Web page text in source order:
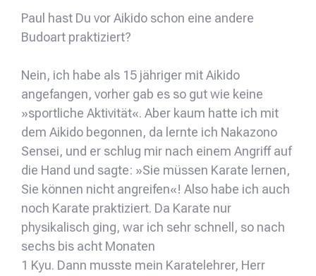
Paul hast Du vor Aikido schon eine andere
Budoart praktiziert?
Nein, ich habe als 15 jähriger mit Aikido
angefangen, vorher gab es so gut wie keine
»sportliche Aktivität«. Aber kaum hatte ich mit
dem Aikido begonnen, da lernte ich Nakazono
Sensei, und er schlug mir nach einem Angriff auf
die Hand und sagte: »Sie müssen Karate lernen,
Sie können nicht angreifen«! Also habe ich auch
noch Karate praktiziert. Da Karate nur
physikalisch ging, war ich sehr schnell, so nach
sechs bis acht Monaten
1 Kyu. Dann musste mein Karatelehrer, Herr